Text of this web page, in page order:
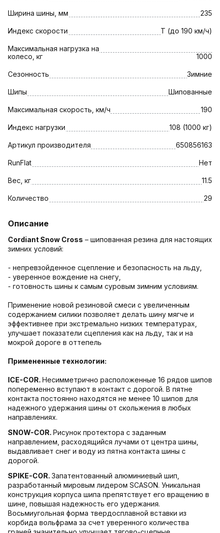
Ширина шины, мм 235
Индекс скорости T (до 190 км/ч)
Максимальная нагрузка на
колесо, кг
1000
Сезонность Зимние
Шипы Шипованные
Максимальная скорость, км/ч 190
Индекс нагрузки 108 (1000 кг)
Артикул производителя 650856163
RunFlat Нет
Вес, кг 11.5
Количество 29
Описание
Cordiant Snow Cross – шипованная резина для настоящих
зимних условий:
- непревзойденное сцепление и безопасность на льду,
- уверенное вождение на снегу,
- готовность шины к самым суровым зимним условиям.
Применение новой резиновой смеси с увеличенным
содержанием силики позволяет делать шину мягче и
эффективнее при экстремально низких температурах,
улучшает показатели сцепления как на льду, так и на
мокрой дороге в оттепель
Примененные технологии:
ICE-COR. Несимметрично расположенные 16 рядов шипов
попеременно вступают в контакт с дорогой. В пятне
контакта постоянно находятся не менее 10 шипов для
надежного удержания шины от скольжения в любых
направлениях.
SNOW-COR. Рисунок протектора с заданным
направлением, расходящийся лучами от центра шины,
выдавливает снег и воду из пятна контакта шины с
дорогой.
SPIKE-COR. Запатентованный алюминиевый шип,
разработанный мировым лидером SCASON. Уникальная
конструкция корпуса шипа препятствует его вращению в
шине, повышая надежность его удержания.
Восьмиугольная форма твердосплавной вставки из
корбида вольфрама за счет уверенного количества